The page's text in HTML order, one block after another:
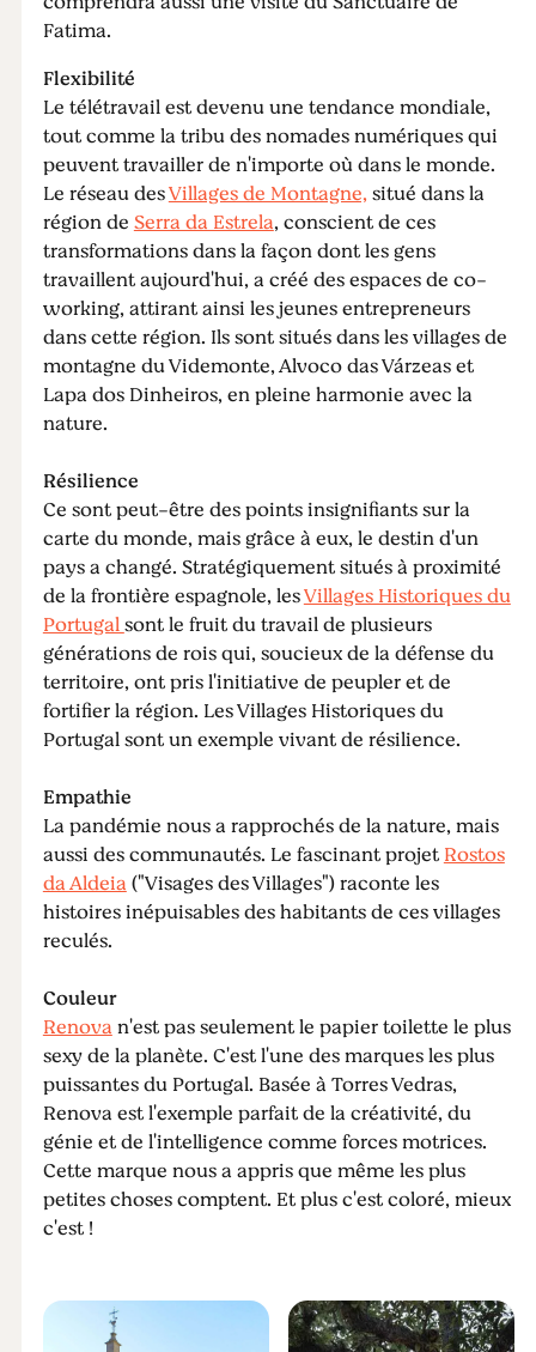
Fatima.
Flexibilité
Le télétravail est devenu une tendance mondiale,
tout comme la tribu des nomades numériques qui
peuvent travailler de n'importe où dans le monde.
Le réseau desVillages de Montagne, situé dans la
région deSerra da Estrela, conscient de ces
transformations dans la façon dont les gens
travaillent aujourd'hui, a créé des espaces de co-
working, attirant ainsi les jeunes entrepreneurs
dans cette région. Ils sont situés dans les villages de
montagne du Videmonte, Alvoco das Várzeas et
Lapa dos Dinheiros, en pleine harmonie avec la
nature.
Résilience
Ce sont peut-être des points insignifiants sur la
carte du monde, mais grâce à eux, le destin d'un
pays a changé. Stratégiquement situés à proximité
de la frontière espagnole, lesVillages Historiques du
Portugalsont le fruit du travail de plusieurs
générations de rois qui, soucieux de la défense du
territoire, ont pris l'initiative de peupler et de
fortifier la région. Les Villages Historiques du
Portugal sont un exemple vivant de résilience.
Empathie
La pandémie nous a rapprochés de la nature, mais
aussi des communautés. Le fascinant projetRostos
da Aldeia("Visages des Villages") raconte les
histoires inépuisables des habitants de ces villages
reculés.
Couleur
Renovan'est pas seulement le papier toilette le plus
sexy de la planète. C'est l'une des marques les plus
puissantes du Portugal. Basée à Torres Vedras,
Renova est l'exemple parfait de la créativité, du
génie et de l'intelligence comme forces motrices.
Cette marque nous a appris que même les plus
petites choses comptent. Et plus c'est coloré, mieux
c'est !